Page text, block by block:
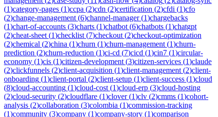
(1)category-pages (1)ccpa (2)cdn (2)certification (2)cfdi (1)cfo
(2)change-management (6)channel-manager(1)chargebacks
(1)chart-of-accounts (3)charts (1)chatbot (6)chatbots (1)chatgpt
(2)cheat-sheet (1)checklist (7)checkout (2)checkout-optimization
(2)chemical (2)china (1)churn (1)churn-management (1)churn-
prediction (2)churn-reduction (1)ci-cd (7)cicd (1)cin7 (1)circular-
economy (1)cis (1)citizen-development (3)citizen-services (1)claude
(2)clickfunnels (2)client-acquisition (1)client-management (2)client-
onboarding (1)client-portal (2)client-setup (1)client-success (1)cloud
(8)cloud-accounting (1)cloud-cost (1)cloud-erp (3)cloud-hosting
(2)cloud-security (2)cloudflare (1)clover(1)clv (2)cmms (1)cohort-
analysis (2)collaboration (3)colombia (1)commission-tracking
(1)community (3)company (1)company-story (1)comparison